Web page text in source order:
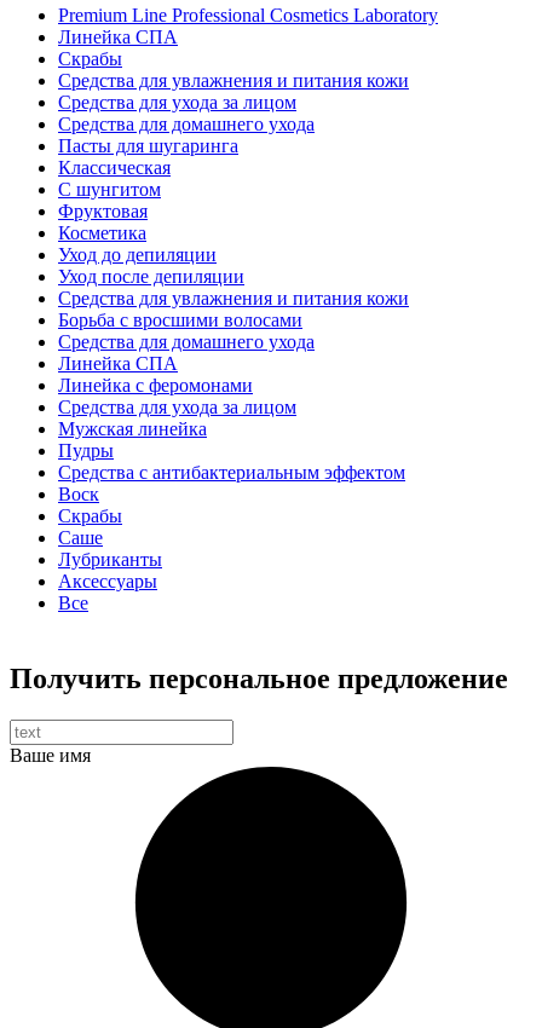
Premium Line Professional Cosmetics Laboratory
Линейка СПА
Скрабы
Средства для увлажнения и питания кожи
Средства для ухода за лицом
Средства для домашнего ухода
Пасты для шугаринга
Классическая
С шунгитом
Фруктовая
Косметика
Уход до депиляции
Уход после депиляции
Средства для увлажнения и питания кожи
Борьба с вросшими волосами
Средства для домашнего ухода
Линейка СПА
Линейка с феромонами
Средства для ухода за лицом
Мужская линейка
Пудры
Средства с антибактериальным эффектом
Воск
Скрабы
Саше
Лубриканты
Аксессуары
Все
Получить персональное предложение
Ваше имя